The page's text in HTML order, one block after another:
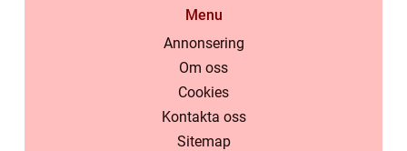
Menu
Annonsering
Om oss
Cookies
Kontakta oss
Sitemap